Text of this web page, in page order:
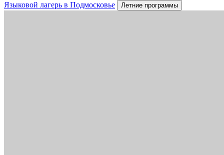
Языковой лагерь в Подмосковье
Летние программы